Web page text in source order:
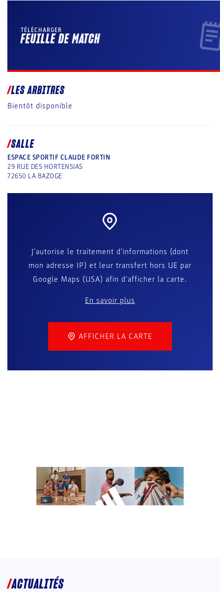
TÉLÉCHARGER
FEUILLE DE MATCH
LES ARBITRES
Bientôt disponible
SALLE
ESPACE SPORTIF CLAUDE FORTIN
29 RUE DES HORTENSIAS
72650 LA BAZOGE
J'autorise le traitement d'informations (dont
mon adresse IP) et leur transfert hors UE par
Google Maps (USA) afin d'afficher la carte.
En savoir plus
AFFICHER LA CARTE
ACTUALITÉS